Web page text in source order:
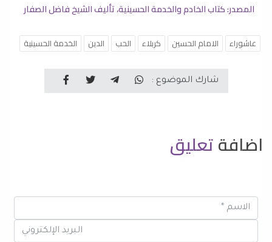
المصدر: كتاب الخادم والخدمة الحسينية، تأليف الشيخ فاضل الصفار
عاشوراء الامام الحسين كربلاء الحب الدين الخدمة الحسينية
شارك الموضوع :
اضافةتعليق